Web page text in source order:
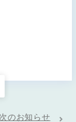
次のお知らせ